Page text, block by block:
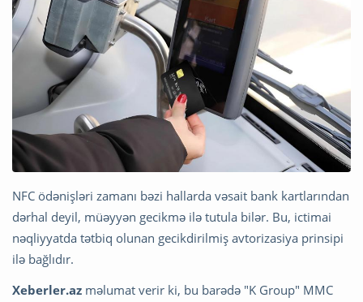
NFC ödənişləri zamanı bəzi hallarda vəsait bank kartlarından
dərhal deyil, müəyyən gecikmə ilə tutula bilər. Bu, ictimai
nəqliyyatda tətbiq olunan gecikdirilmiş avtorizasiya prinsipi
ilə bağlıdır.
Xeberler.az məlumat verir ki, bu barədə "K Group" MMC